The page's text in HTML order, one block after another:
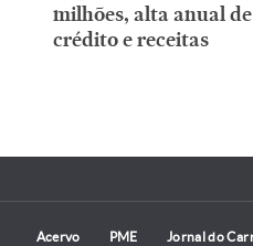
milhões, alta anual de
crédito e receitas
Acervo PME Jornal do